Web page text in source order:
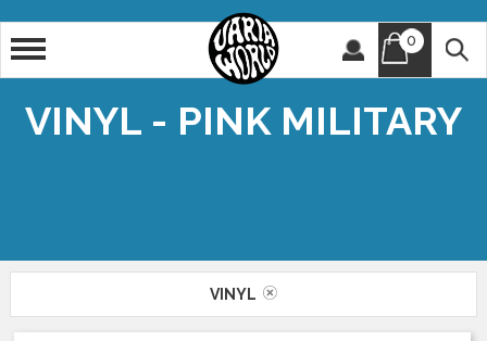
0
VINYL - PINK MILITARY
VINYL